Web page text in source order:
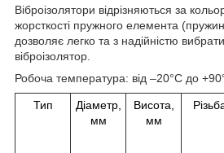
Віброізолятори відрізняються за
жорсткості пружного елемента
дозволяє легко та з надійністю
віброізолятор.
Робоча температура: від –20°C до
Тип
Діаметр,
мм
Висота,
мм